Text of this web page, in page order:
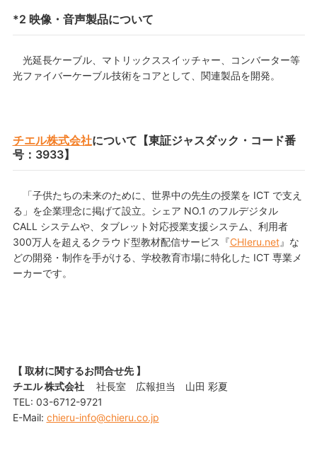
*2 映像・音声製品について
光延長ケーブル、マトリックススイッチャー、コンバーター等
光ファイバーケーブル技術をコアとして、関連製品を開発。
チエル株式会社について【東証ジャスダック・コード番
号：3933】
「子供たちの未来のために、世界中の先生の授業を ICT で支え
る」を企業理念に掲げて設立。シェア NO.1 のフルデジタル
CALL システムや、タブレット対応授業支援システム、利用者
300万人を超えるクラウド型教材配信サービス『CHIeru.net』な
どの開発・制作を手がける、学校教育市場に特化した ICT 専業メ
ーカーです。
【 取材に関するお問合せ先 】
チエル 株式会社 社長室 広報担当 山田 彩夏
TEL: 03-6712-9721
E-Mail: chieru-info@chieru.co.jp